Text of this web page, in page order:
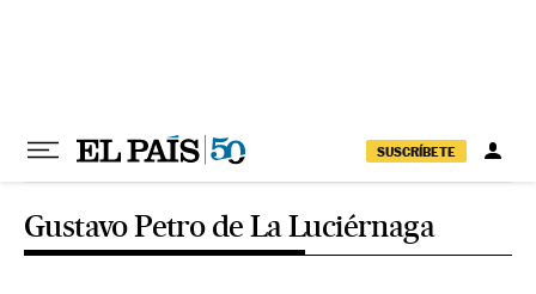
SUSCRÍBETE
Gustavo Petro de La Luciérnaga